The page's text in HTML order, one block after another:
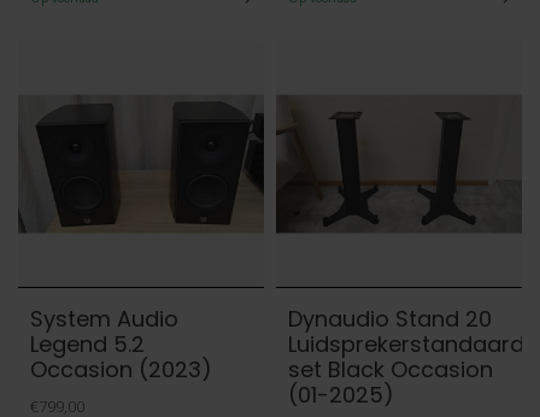
System Audio
Legend 5.2
Occasion (2023)
€799,00
Dynaudio Stand 20
Luidsprekerstandaard
set Black Occasion
(01-2025)